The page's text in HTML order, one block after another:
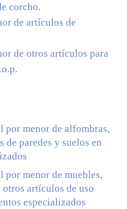
corcho.
de artículos de
de otros artículos para
por menor de alfombras,
de paredes y suelos en
por menor de muebles,
artículos de uso
especializados